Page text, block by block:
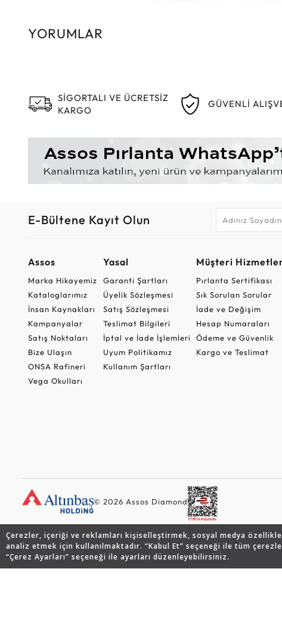
Çerezler, içeriği ve reklamları kişiselleştirmek, sosyal medya
analiz etmek için kullanılmaktadır. “Kabul Et” seçeneği ile tüm
“Çerez Ayarları” seçeneği ile ayarları düzenleyebilirsiniz.
YORUMLAR
SİGORTALI VE ÜCRETSİZ
KARGO
GÜVENLİ
E-Bültene Kayıt Olun
Assos
Marka Hikayemiz
Kataloglarımız
İnsan Kaynakları
Kampanyalar
Satış Noktaları
Bize Ulaşın
ONSA Rafineri
Vega Okulları
Yasal
Garanti Şartları
Üyelik Sözleşmesi
Satış Sözleşmesi
Teslimat Bilgileri
İptal ve İade İşlemleri
Uyum Politikamız
Kullanım Şartları
Müşteri
Pırlanta Sertifikası
Sık Sorulan Sorular
İade ve Değişim
Hesap Numaraları
Ödeme ve Güvenlik
Kargo ve Teslimat
© 2026 Assos Diamond